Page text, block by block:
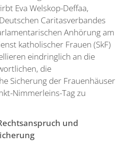
Eva Welskop-Deffaa,
Caritasverbandes
Anhörung am
katholischer Frauen (SkF)
eindringlich an die
die
Sicherung der Frauenhäuser
Nimmerleins-Tag zu
und